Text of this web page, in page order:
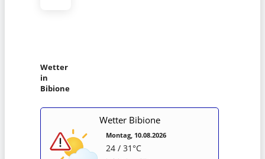
Wetter
in
Bibione
Wetter Bibione
Montag, 10.08.2026
24 / 31°C